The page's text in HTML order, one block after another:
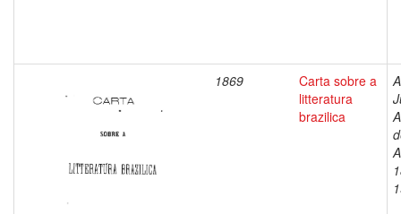
1869
Carta sobre a
litteratura
brazilica